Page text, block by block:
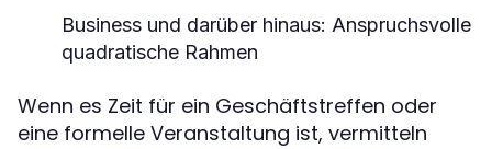
Business und darüber hinaus: Anspruchsvolle
quadratische Rahmen
Wenn es Zeit für ein Geschäftstreffen oder
eine formelle Veranstaltung ist, vermitteln